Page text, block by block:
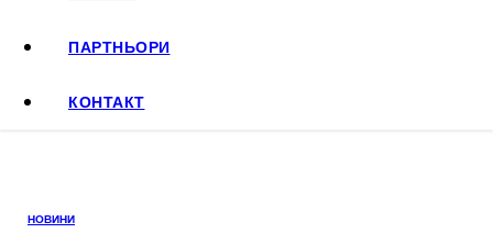
ПАРТНЬОРИ
КОНТАКТ
НОВИНИ